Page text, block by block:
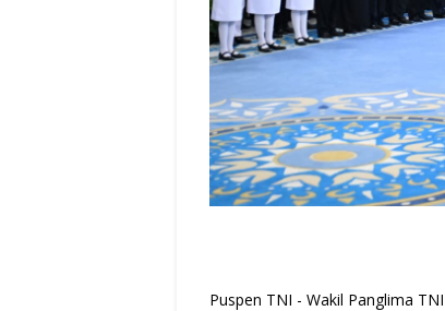
Puspen TNI - Wakil Panglima